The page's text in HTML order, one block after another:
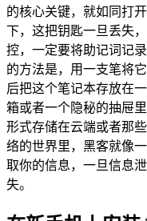
的核心关键，就如同打
下，这把钥匙一旦丢失
控，一定要将助记词记
的方法是，用一支笔将
后把这个笔记本存放在
箱或者一个隐秘的抽屉
形式存储在云端或者那
络的世界里，黑客就像
取你的信息，一旦信息
失。